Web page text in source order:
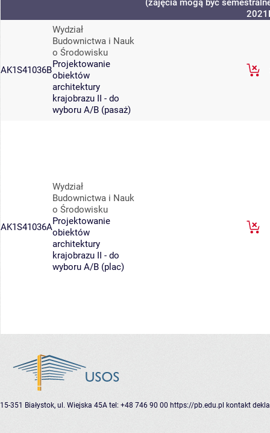
(zajęcia mogą być
AK1S41036B
Wydział
Budownictwa i Nauk
o Środowisku
Projektowanie
obiektów
architektury
krajobrazu II - do
wyboru A/B (pasaż)
AK1S41036A
Wydział
Budownictwa i Nauk
o Środowisku
Projektowanie
obiektów
architektury
krajobrazu II - do
wyboru A/B (plac)
15-351 Białystok, ul. Wiejska 45A tel: +48 746 90 00 https://pb.edu.pl kontakt